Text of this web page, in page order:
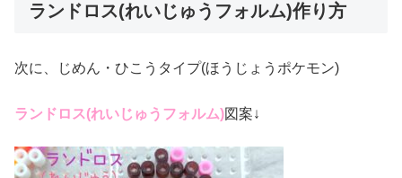
ランドロス(れいじゅうフォルム)作り方
次に、じめん・ひこうタイプ(ほうじょうポケモン)
ランドロス(れいじゅうフォルム)図案↓